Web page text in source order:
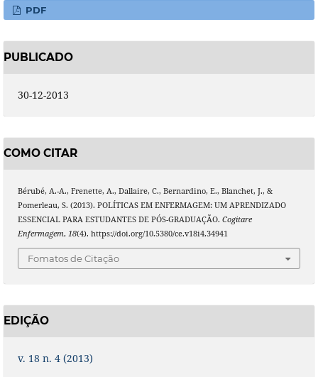
PDF
PUBLICADO
30-12-2013
COMO CITAR
Bérubé, A.-A., Frenette, A., Dallaire, C., Bernardino, E., Blanchet, J., &
Pomerleau, S. (2013). POLÍTICAS EM ENFERMAGEM: UM APRENDIZADO
ESSENCIAL PARA ESTUDANTES DE PÓS-GRADUAÇÃO. Cogitare
Enfermagem, 18(4). https://doi.org/10.5380/ce.v18i4.34941
Fomatos de Citação
EDIÇÃO
v. 18 n. 4 (2013)